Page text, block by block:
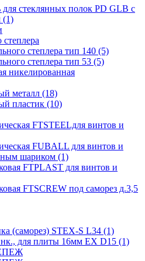
для стеклянных полок PD GLВ с
(1)
степлера тип 140 (5)
степлера тип 53 (5)
никелированная
металл (18)
пластик (10)
FTSTEELдля винтов и
FUBALL для винтов и
шариком (1)
FTPLAST для винтов и
FTSCREW под саморез д.3,5
(саморез) STEX-S L34 (1)
для плиты 16мм EX D15 (1)